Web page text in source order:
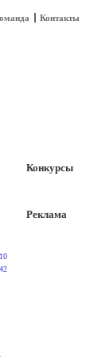
Контакты
Конкурсы
Реклама